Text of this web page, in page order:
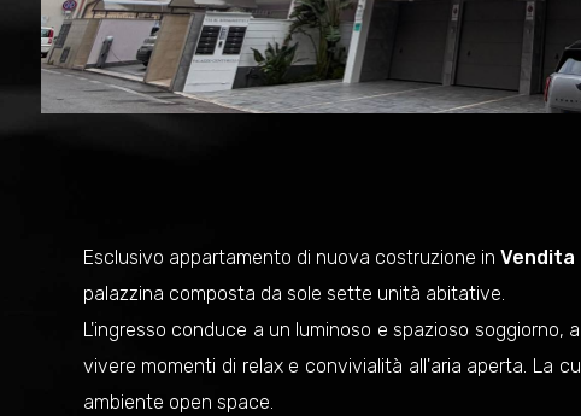
Esclusivo appartamento di nuova costruzione in Vendita
palazzina composta da sole sette unità abitative.
L'ingresso conduce a un luminoso e spazioso
vivere momenti di relax e convivialità all'aria aperta. La
ambiente open space.